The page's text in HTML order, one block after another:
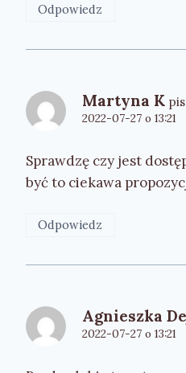
Odpowiedz
Martyna K
2022-07-27 o 13:21
Sprawdzę czy jest
być to ciekawa
Odpowiedz
Agnieszka
2022-07-27 o 13:21